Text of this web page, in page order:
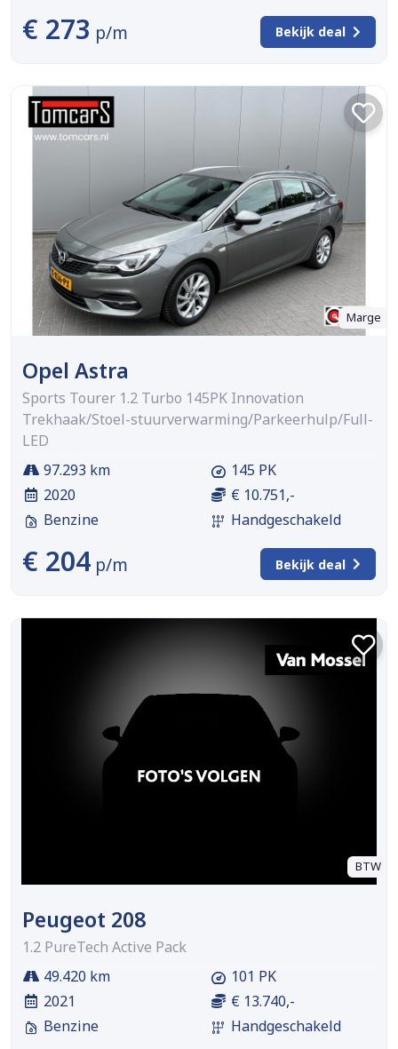
€ 273 p/m Bekijk deal
Marge
Opel Astra
Sports Tourer 1.2 Turbo 145PK Innovation
Trekhaak/Stoel-stuurverwarming/Parkeerhulp/Full-
LED
97.293 km
2020
Benzine
145 PK
€ 10.751,-
Handgeschakeld
€ 204 p/m Bekijk deal
BTW
Peugeot 208
1.2 PureTech Active Pack
49.420 km
2021
Benzine
101 PK
€ 13.740,-
Handgeschakeld